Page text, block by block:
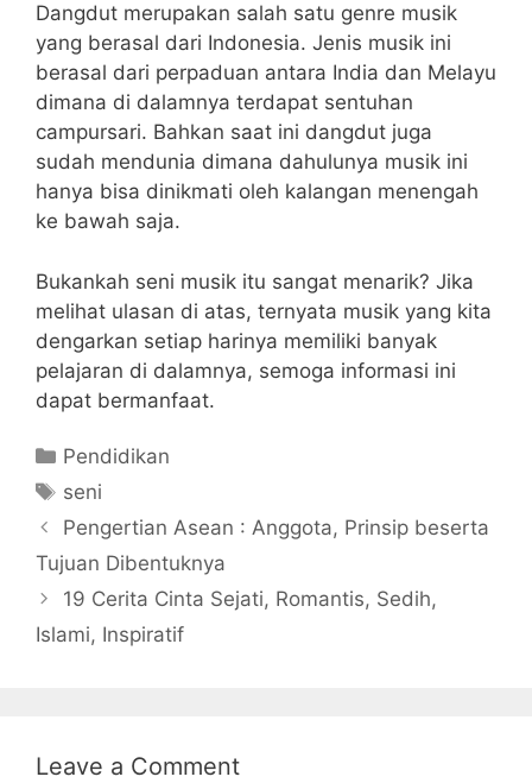
Dangdut merupakan salah satu genre musik
yang berasal dari Indonesia. Jenis musik ini
berasal dari perpaduan antara India dan Melayu
dimana di dalamnya terdapat sentuhan
campursari. Bahkan saat ini dangdut juga
sudah mendunia dimana dahulunya musik ini
hanya bisa dinikmati oleh kalangan menengah
ke bawah saja.
Bukankah seni musik itu sangat menarik? Jika
melihat ulasan di atas, ternyata musik yang kita
dengarkan setiap harinya memiliki banyak
pelajaran di dalamnya, semoga informasi ini
dapat bermanfaat.
Categories
Pendidikan
Tags
seni
Pengertian Asean : Anggota, Prinsip beserta
Tujuan Dibentuknya
19 Cerita Cinta Sejati, Romantis, Sedih,
Islami, Inspiratif
Leave a Comment